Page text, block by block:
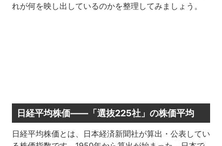
れが何を映し出しているのかを整理してみましょう。
日経平均株価——「選抜225社」の株価平均
日経平均株価とは、日本経済新聞社が算出・公表してい